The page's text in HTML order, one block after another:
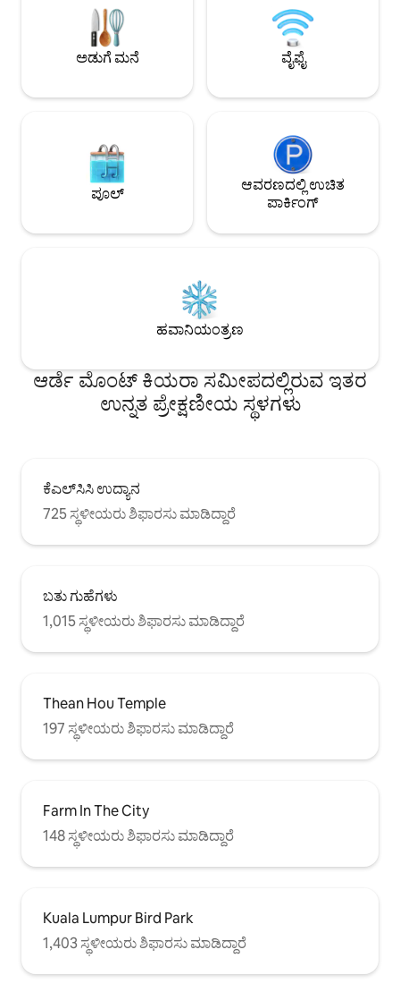
100 Mbps ವೈ-ಫೈ — ವೇಗವಾದ ಮತ್ತು ವಿಶ್ವಾಸಾರ್ಹ
🚗 ಪಾರ್ಕಿಂಗ್: 1 ಪಾರ್ಕಿಂಗ್ ಸ್ಥಳ
ಸಾರ್ವಜನಿಕರಿಗೆ ⭐️ 1 ನಿಮಿಷ
ನಿಮಿಷಗಳು
ನಿಮಿಷಗಳು ಕೆಫೆಗೆ ⭐️
4.8 ಕಿ .ಮೀ KLCC
ಅಡುಗೆ ಮನೆ ವೈಫೈ
ಪೂಲ್
ಆವರಣದಲ್ಲಿ ಉಚಿತ
ಪಾರ್ಕಿಂಗ್
ಹವಾನಿಯಂತ್ರಣ
ಆರ್ಡೆ ಮೊಂಟ್ ಕಿಯರಾ ಸಮೀಪದಲ್ಲಿರುವ ಇತರ
ಉನ್ನತ ಪ್ರೇಕ್ಷಣೀಯ ಸ್ಥಳಗಳು
ಕೆಎಲ್‌ಸಿಸಿ ಉದ್ಯಾನ
725 ಸ್ಥಳೀಯರು ಶಿಫಾರಸು ಮಾಡಿದ್ದಾರೆ
ಬತು ಗುಹೆಗಳು
1,015 ಸ್ಥಳೀಯರು ಶಿಫಾರಸು ಮಾಡಿದ್ದಾರೆ
Thean Hou Temple
197 ಸ್ಥಳೀಯರು ಶಿಫಾರಸು ಮಾಡಿದ್ದಾರೆ
Farm In The City
148 ಸ್ಥಳೀಯರು ಶಿಫಾರಸು ಮಾಡಿದ್ದಾರೆ
Kuala Lumpur Bird Park
1,403 ಸ್ಥಳೀಯರು ಶಿಫಾರಸು ಮಾಡಿದ್ದಾರೆ